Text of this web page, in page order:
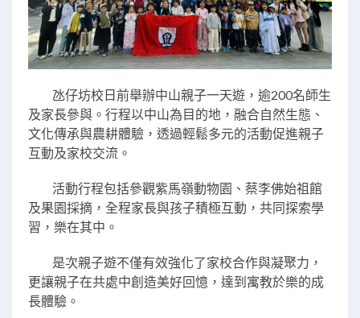
氹仔坊校日前舉辦中山親子一天遊，逾200名師生
及家長參與。行程以中山為目的地，融合自然生態、
文化傳承與農耕體驗，透過輕鬆多元的活動促進親子
互動及家校交流。
活動行程包括參觀紫馬嶺動物園、蔡李佛始祖館
及果園採摘，全程家長與孩子積極互動，共同探索學
習，樂在其中。
是次親子遊不僅有效強化了家校合作與凝聚力，
更讓親子在共處中創造美好回憶，達到寓教於樂的成
長體驗。